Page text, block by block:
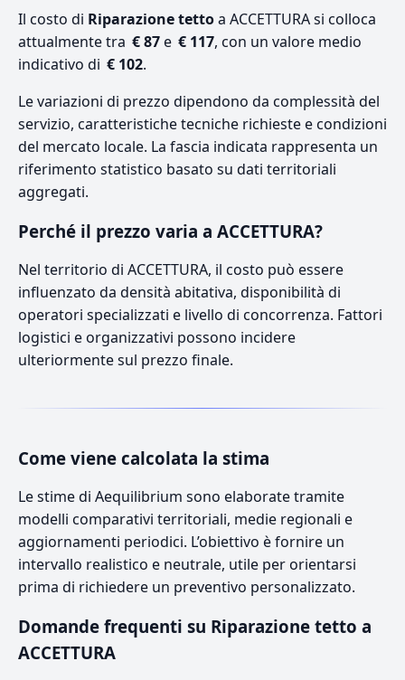
Il costo di Riparazione tettoa ACCETTURA si colloca
attualmente tra € 87e € 117, con un valore medio
indicativo di € 102.
Le variazioni di prezzo dipendono da complessità del
servizio, caratteristiche tecniche richieste e condizioni
del mercato locale. La fascia indicata rappresenta un
riferimento statistico basato su dati territoriali
aggregati.
Perché il prezzo varia a ACCETTURA?
Nel territorio di ACCETTURA, il costo può essere
influenzato da densità abitativa, disponibilità di
operatori specializzati e livello di concorrenza. Fattori
logistici e organizzativi possono incidere
ulteriormente sul prezzo finale.
Come viene calcolata la stima
Le stime di Aequilibrium sono elaborate tramite
modelli comparativi territoriali, medie regionali e
aggiornamenti periodici. L’obiettivo è fornire un
intervallo realistico e neutrale, utile per orientarsi
prima di richiedere un preventivo personalizzato.
Domande frequenti su Riparazione tetto a
ACCETTURA